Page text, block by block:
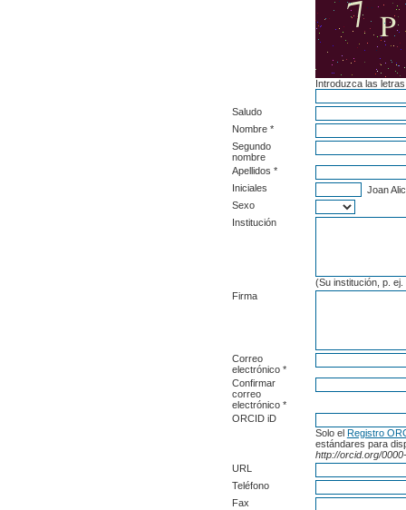
Introduzca las
Saludo
Nombre *
Segundo
nombre
Apellidos *
Iniciales
Joan
Sexo
Institución
(Su institución, p.
Firma
Correo
electrónico *
Confirmar
correo
electrónico *
ORCID iD
Solo el Registro
estándares para
http://orcid.org/
URL
Teléfono
Fax